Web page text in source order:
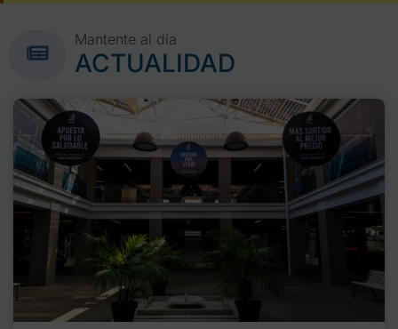
Mantente al día
ACTUALIDAD